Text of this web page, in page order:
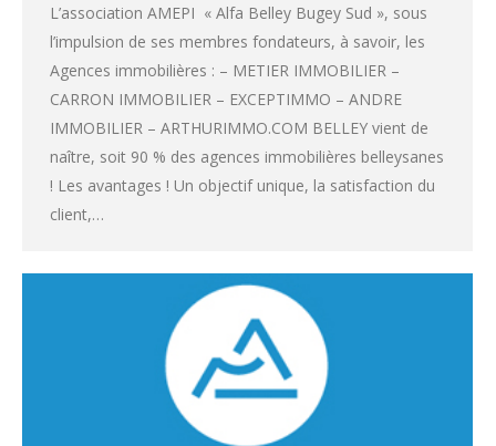
L’association AMEPI « Alfa Belley Bugey Sud », sous
l’impulsion de ses membres fondateurs, à savoir, les
Agences immobilières : – METIER IMMOBILIER –
CARRON IMMOBILIER – EXCEPTIMMO – ANDRE
IMMOBILIER – ARTHURIMMO.COM BELLEY vient de
naître, soit 90 % des agences immobilières belleysanes
! Les avantages ! Un objectif unique, la satisfaction du
client,…